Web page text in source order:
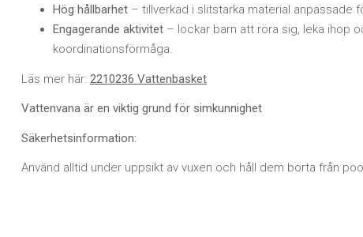
Hög hållbarhet – tillverkad i slitstarka material anpassade
Engagerande aktivitet – lockar barn att röra sig, leka ihop
koordinationsförmåga.
Läs mer här: 2210236 Vattenbasket
Vattenvana är en viktig grund för simkunnighet
Säkerhetsinformation:
Använd alltid under uppsikt av vuxen och håll dem borta från